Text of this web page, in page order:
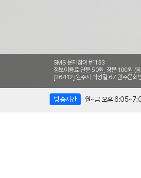
SMS 문자참여 #1133
정보이용료 단문 50원, 장문 100원 (
[26412] 원주시 학성길 67 원주문화
방송시간 월~금 오후